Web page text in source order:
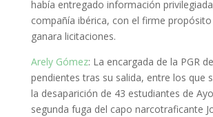
había entregado información
compañía ibérica, con el firme
ganara licitaciones.
Arely Gómez: La encargada de la PGR
pendientes tras su salida, entre los que
la desaparición de 43 estudiantes de
segunda fuga del capo narcotraficante